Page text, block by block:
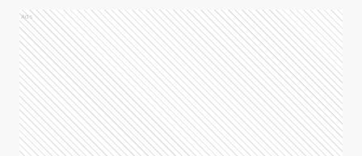
Ads